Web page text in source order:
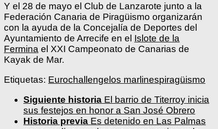
Y el 28 de mayo el Club de Lanzarote junto a la
Federación Canaria de Piragüismo organizarán
con la ayuda de la Concejalía de Deportes del
Ayuntamiento de Arrecife en el Islote de la
Fermina el XXI Campeonato de Canarias de
Kayak de Mar.
Etiquetas: Eurochallengelos marlinespiragüismo
Siguiente historia El barrio de Titerroy inicia
sus festejos en honor a San José Obrero
Historia previa Es detenido en Las Palmas